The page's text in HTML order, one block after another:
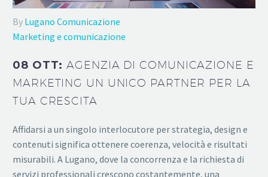
By Lugano Comunicazione
Marketing e comunicazione
08 OTT:AGENZIA DI COMUNICAZIONE E
MARKETING UN UNICO PARTNER PER LA
TUA CRESCITA
Affidarsi a un singolo interlocutore per strategia, design e
contenuti significa ottenere coerenza, velocità e risultati
misurabili. A Lugano, dove la concorrenza e la richiesta di
servizi professionali crescono costantemente, una